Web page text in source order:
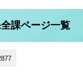
課ページ一覧